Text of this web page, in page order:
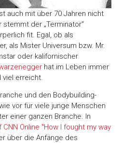
auch mit über 70 Jahren nicht
der „Terminator“
fit. Egal, ob als
als Mister Universum bzw. Mr.
oder kalifornischer
hat im Leben immer
viel erreicht.
und den Bodybuilding-
vor für viele junge Menschen
einer ganzen Branche. In
CNN Online "How I fought my way
über die Anfänge des